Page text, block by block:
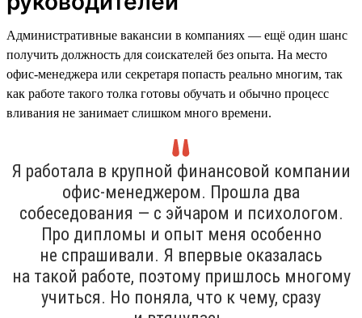
Административные вакансии в компаниях — ещё один шанс
получить должность для соискателей без опыта. На место
офис-менеджера или секретаря попасть реально многим, так
как работе такого толка готовы обучать и обычно процесс
вливания не занимает слишком много времени.
Я работала в крупной финансовой компании
офис-менеджером. Прошла два
собеседования — с эйчаром и психологом.
Про дипломы и опыт меня особенно
не спрашивали. Я впервые оказалась
на такой работе, поэтому пришлось многому
учиться. Но поняла, что к чему, сразу